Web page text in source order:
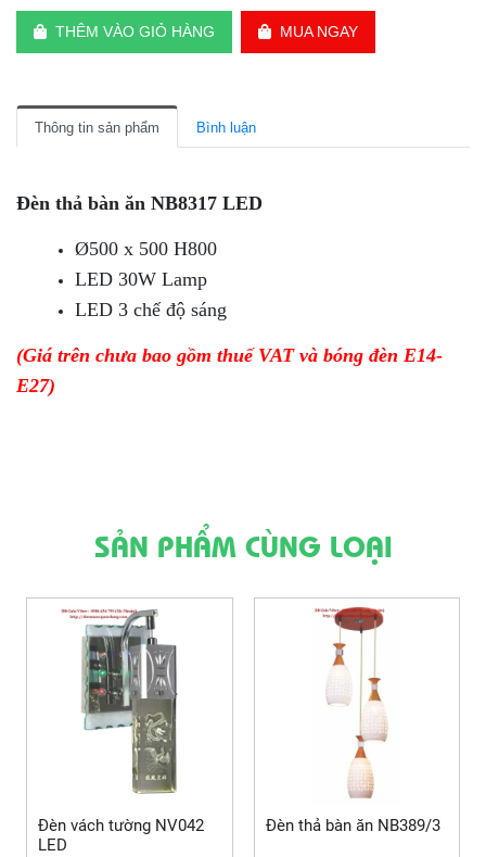
THÊM VÀO GIỎ HÀNG MUA NGAY
Thông tin sản phẩm Bình luận
Đèn thả bàn ăn NB8317 LED
Ø500 x 500 H800
LED 30W Lamp
LED 3 chế độ sáng
(Giá trên chưa bao gồm thuế VAT và bóng đèn E14-
E27)
SẢN PHẨM CÙNG LOẠI
Đèn vách tường NV042
LED
Đèn thả bàn ăn NB389/3